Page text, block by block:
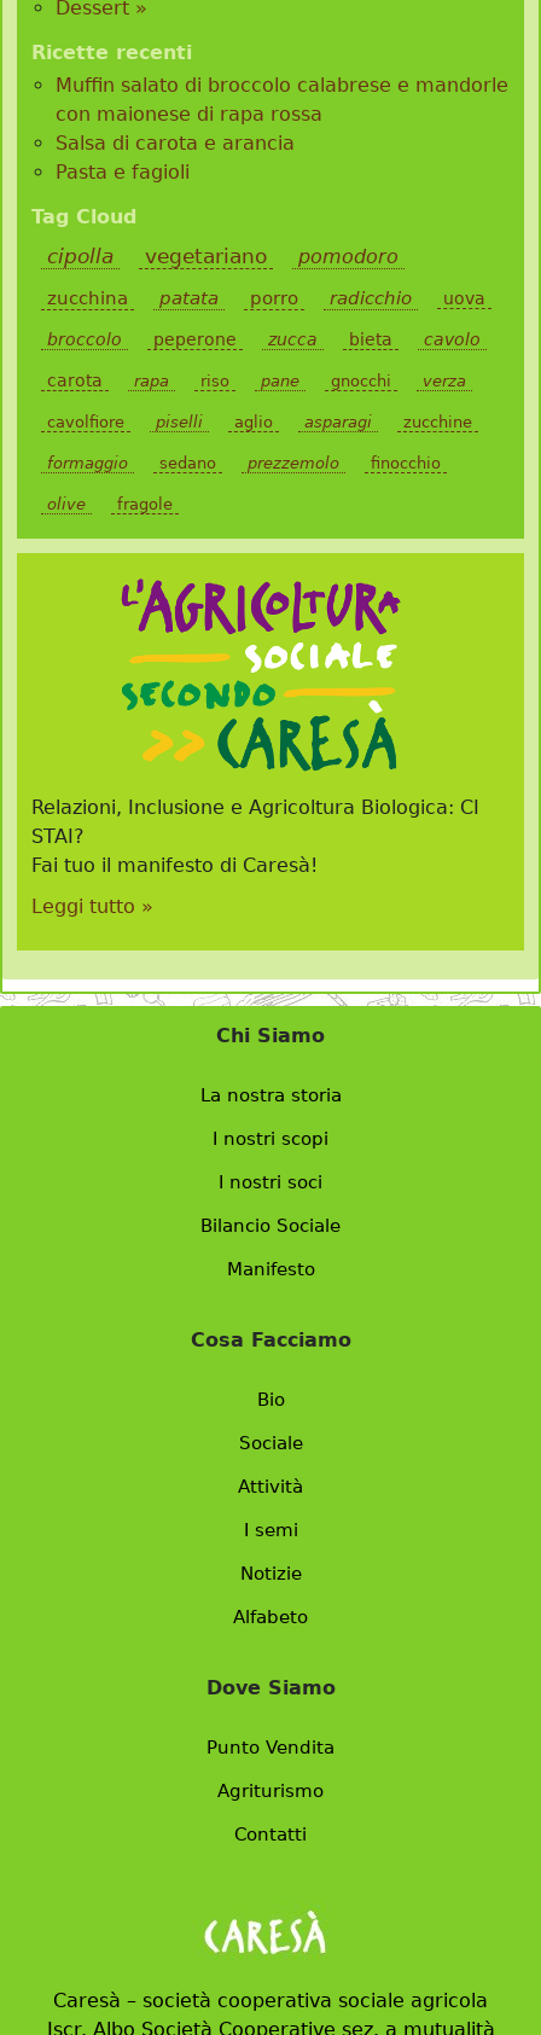
Dessert »
Ricette recenti
Muffin salato di broccolo calabrese e mandorle
con maionese di rapa rossa
Salsa di carota e arancia
Pasta e fagioli
Tag Cloud
cipolla vegetariano pomodoro
zucchina patata porro radicchio uova
broccolo peperone zucca bieta cavolo
carota rapa riso pane gnocchi verza
cavolfiore piselli aglio asparagi zucchine
formaggio sedano prezzemolo finocchio
olive fragole
Relazioni, Inclusione e Agricoltura Biologica: CI
STAI?
Fai tuo il manifesto di Caresà!
Leggi tutto »
Chi Siamo
La nostra storia
I nostri scopi
I nostri soci
Bilancio Sociale
Manifesto
Cosa Facciamo
Bio
Sociale
Attività
I semi
Notizie
Alfabeto
Dove Siamo
Punto Vendita
Agriturismo
Contatti
Caresà – società cooperativa sociale agricola
Iscr. Albo Società Cooperative sez. a mutualità